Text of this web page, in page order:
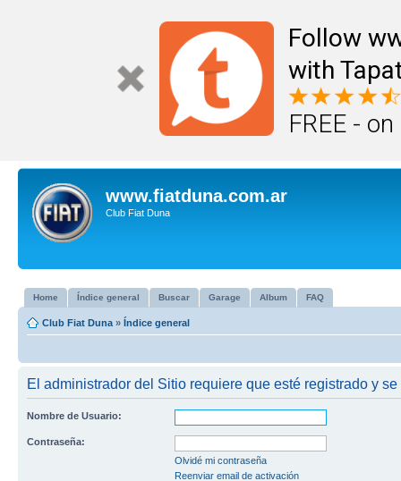
Follow
with
FREE -
www.fiatduna.com.ar
Club Fiat Duna
Home Índice general Buscar Garage Album FAQ
Club Fiat Duna » Índice general
El administrador del Sitio requiere que esté registrado y
Nombre de Usuario:
Contraseña:
Olvidé mi contraseña
Reenviar email de activación